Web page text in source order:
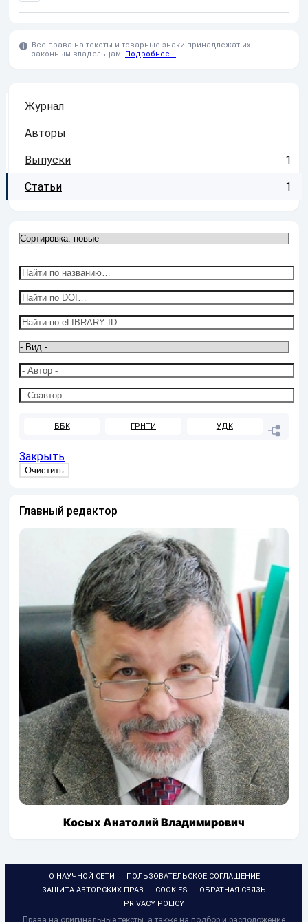
Все права на тексты и товарные знаки принадлежат их
законным владельцам. Подробнее...
Журнал
Авторы
Выпуски 1
Статьи 1
ББК ГРНТИ УДК
Закрыть
Главный редактор
Косых Анатолий Владимирович
О НАУЧНОЙ СЕТИ
ПОЛЬЗОВАТЕЛЬСКОЕ СОГЛАШЕНИЕ
ЗАЩИТА АВТОРСКИХ ПРАВ
COOKIES
ОБРАТНАЯ СВЯЗЬ
PRIVACY POLICY
Права на оригинальные тексты, а также на подбор и расположение